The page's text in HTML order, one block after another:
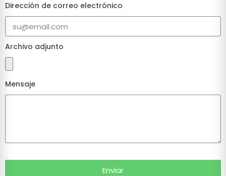
Dirección de correo electrónico
Archivo adjunto
Mensaje
Enviar